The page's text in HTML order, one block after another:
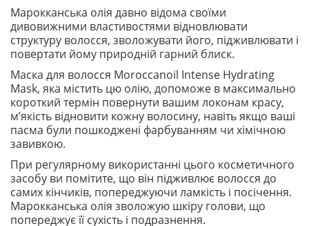
Марокканська олія давно відома своїми
дивовижними властивостями відновлювати
структуру волосся, зволожувати його, підживлювати і
повертати йому природній гарний блиск.
Маска для волосся Moroccanoil Intense Hydrating
Mask, яка містить цю олію, допоможе в максимально
короткий термін повернути вашим локонам красу,
м’якість відновити кожну волосину, навіть якщо ваші
пасма були пошкоджені фарбуванням чи хімічною
завивкою.
При регулярному використанні цього косметичного
засобу ви помітите, що він підживлює волосся до
самих кінчиків, попереджуючи ламкість і посічення.
Марокканська олія зволожую шкіру голови, що
попереджує її сухість і подразнення.